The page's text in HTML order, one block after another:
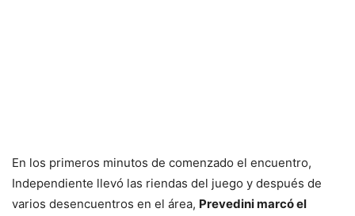
En los primeros minutos de comenzado el encuentro,
Independiente llevó las riendas del juego y después de
varios desencuentros en el área, Prevedini marcó el